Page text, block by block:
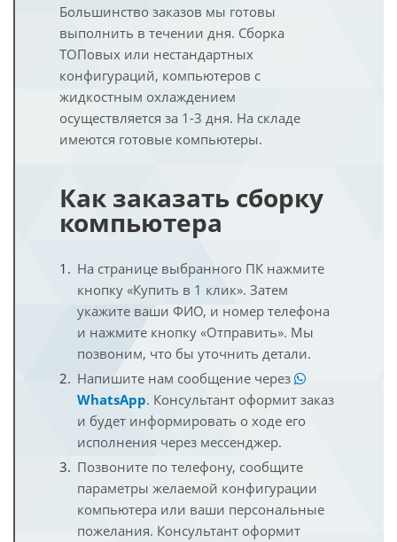
Большинство заказов мы готовы
выполнить в течении дня. Сборка
ТОПовых или нестандартных
конфигураций, компьютеров с
жидкостным охлаждением
осуществляется за 1-3 дня. На складе
имеются готовые компьютеры.
Как заказать сборку
компьютера
На странице выбранного ПК нажмите
кнопку «Купить в 1 клик». Затем
укажите ваши ФИО, и номер телефона
и нажмите кнопку «Отправить». Мы
позвоним, что бы уточнить детали.
Напишите нам сообщение через
WhatsApp. Консультант оформит заказ
и будет информировать о ходе его
исполнения через мессенджер.
Позвоните по телефону, сообщите
параметры желаемой конфигурации
компьютера или ваши персональные
пожелания. Консультант оформит